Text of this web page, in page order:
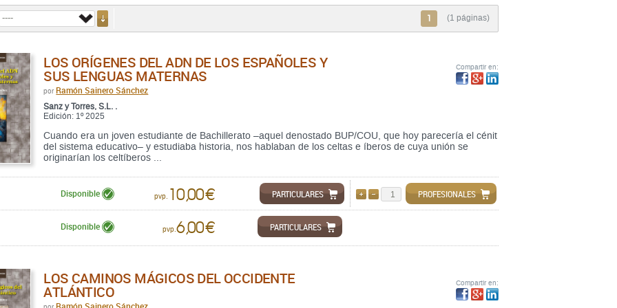
1 (1 páginas)
LOS ORÍGENES DEL ADN DE LOS ESPAÑOLES Y
SUS LENGUAS MATERNAS
por Ramón Sainero Sánchez
Sanz y Torres, S.L. .
Edición: 1º 2025
Cuando era un joven estudiante de Bachillerato –aquel denostado BUP/COU, que hoy parecería el cénit
del sistema educativo– y estudiaba historia, nos hablaban de los celtas e íberos de cuya unión se
originarían los celtíberos ...
Compartir en:
Disponible pvp. 10,00 € AÑADIRQUITAR
PROFESIONALES
PARTICULARES
Disponible pvp.6,00 € PARTICULARES
LOS CAMINOS MÁGICOS DEL OCCIDENTE
ATLÁNTICO Compartir en: